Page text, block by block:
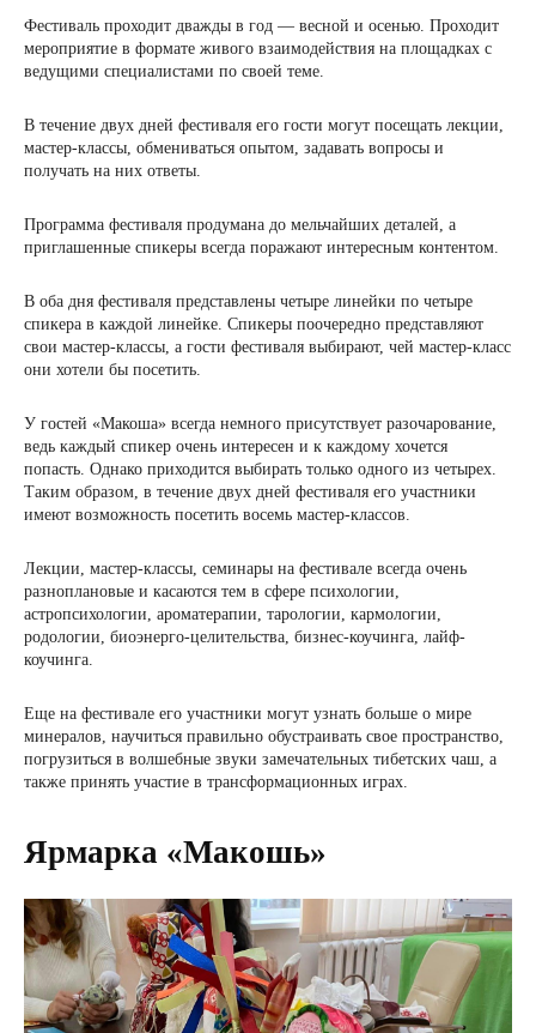
Фестиваль проходит дважды в год — весной и осенью. Проходит
мероприятие в формате живого взаимодействия на площадках с
ведущими специалистами по своей теме.
В течение двух дней фестиваля его гости могут посещать лекции,
мастер-классы, обмениваться опытом, задавать вопросы и
получать на них ответы.
Программа фестиваля продумана до мельчайших деталей, а
приглашенные спикеры всегда поражают интересным контентом.
В оба дня фестиваля представлены четыре линейки по четыре
спикера в каждой линейке. Спикеры поочередно представляют
свои мастер-классы, а гости фестиваля выбирают, чей мастер-класс
они хотели бы посетить.
У гостей «Макоша» всегда немного присутствует разочарование,
ведь каждый спикер очень интересен и к каждому хочется
попасть. Однако приходится выбирать только одного из четырех.
Таким образом, в течение двух дней фестиваля его участники
имеют возможность посетить восемь мастер-классов.
Лекции, мастер-классы, семинары на фестивале всегда очень
разноплановые и касаются тем в сфере психологии,
астропсихологии, ароматерапии, тарологии, кармологии,
родологии, биоэнерго-целительства, бизнес-коучинга, лайф-
коучинга.
Еще на фестивале его участники могут узнать больше о мире
минералов, научиться правильно обустраивать свое пространство,
погрузиться в волшебные звуки замечательных тибетских чаш, а
также принять участие в трансформационных играх.
Ярмарка «Макошь»